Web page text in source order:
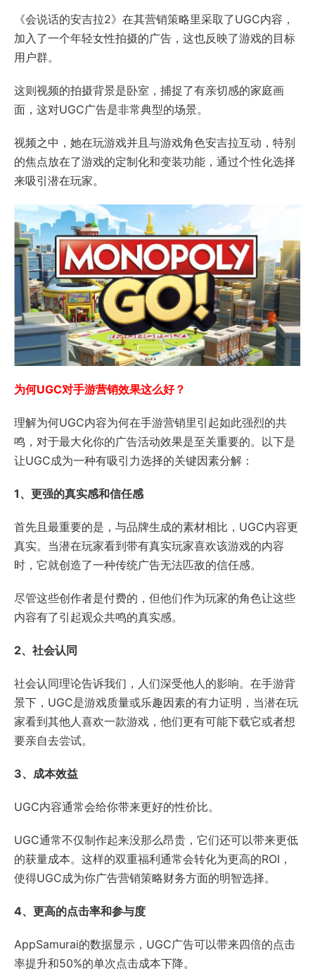
《会说话的安吉拉2》在其营销策略里采取了UGC内容，
加入了一个年轻女性拍摄的广告，这也反映了游戏的目标
用户群。
这则视频的拍摄背景是卧室，捕捉了有亲切感的家庭画
面，这对UGC广告是非常典型的场景。
视频之中，她在玩游戏并且与游戏角色安吉拉互动，特别
的焦点放在了游戏的定制化和变装功能，通过个性化选择
来吸引潜在玩家。
为何UGC对手游营销效果这么好？
理解为何UGC内容为何在手游营销里引起如此强烈的共
鸣，对于最大化你的广告活动效果是至关重要的。以下是
让UGC成为一种有吸引力选择的关键因素分解：
1、更强的真实感和信任感
首先且最重要的是，与品牌生成的素材相比，UGC内容更
真实。当潜在玩家看到带有真实玩家喜欢该游戏的内容
时，它就创造了一种传统广告无法匹敌的信任感。
尽管这些创作者是付费的，但他们作为玩家的角色让这些
内容有了引起观众共鸣的真实感。
2、社会认同
社会认同理论告诉我们，人们深受他人的影响。在手游背
景下，UGC是游戏质量或乐趣因素的有力证明，当潜在玩
家看到其他人喜欢一款游戏，他们更有可能下载它或者想
要亲自去尝试。
3、成本效益
UGC内容通常会给你带来更好的性价比。
UGC通常不仅制作起来没那么昂贵，它们还可以带来更低
的获量成本。这样的双重福利通常会转化为更高的ROI，
使得UGC成为你广告营销策略财务方面的明智选择。
4、更高的点击率和参与度
AppSamurai的数据显示，UGC广告可以带来四倍的点击
率提升和50%的单次点击成本下降。